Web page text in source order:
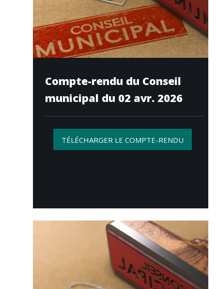
Compte-rendu du Conseil
municipal du 02 avr. 2026
TÉLÉCHARGER LE COMPTE-RENDU